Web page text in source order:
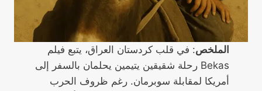
الملخص: في قلب كردستان العراق، يتبع فيلم
Bekas رحلة شقيقين يتيمين يحلمان بالسفر إلى
أمريكا لمقابلة سوبرمان. رغم ظروف الحرب